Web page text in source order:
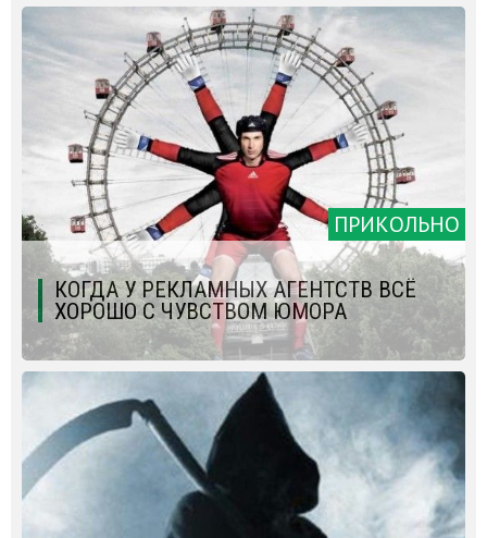
ПРИКОЛЬНО
КОГДА У РЕКЛАМНЫХ АГЕНТСТВ ВСЁ
ХОРОШО С ЧУВСТВОМ ЮМОРА